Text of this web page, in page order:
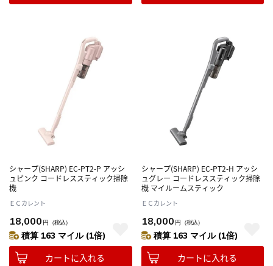
シャープ(SHARP) EC-PT2-P アッシ
ュピンク コードレススティック掃除
機
ＥＣカレント
18,000 円 （税込）
積算 163 マイル (1倍)
カートに入れる
シャープ(SHARP) EC-PT2-H アッシ
ュグレー コードレススティック掃除
機 マイルームスティック
ＥＣカレント
18,000 円 （税込）
積算 163 マイル (1倍)
カートに入れる